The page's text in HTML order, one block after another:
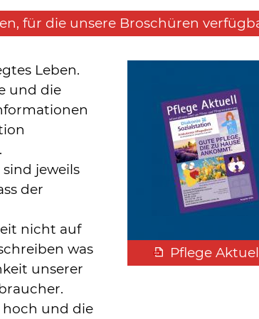
für die unsere Broschüren
Leben.
und die
jeweils
der
nicht auf
was
unserer
hoch und die
Pflege